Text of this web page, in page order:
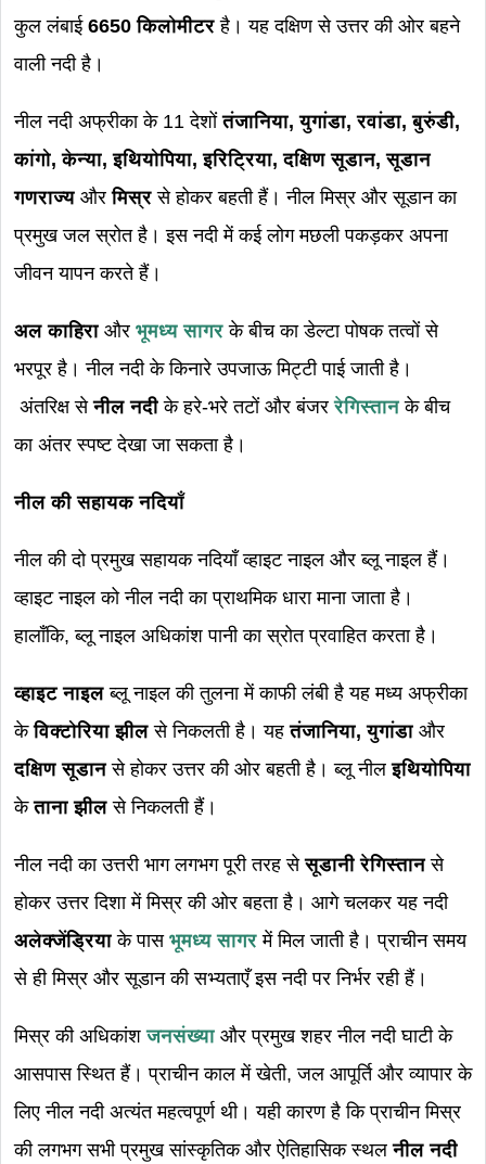
कुल लंबाई 6650 किलोमीटर है। यह दक्षिण से उत्तर की ओर बहने
वाली नदी है।
नील नदी अफ्रीका के 11 देशोंतंजानिया, युगांडा, रवांडा, बुरुंडी,
कांगो, केन्या, इथियोपिया, इरिट्रिया, दक्षिण सूडान, सूडान
गणराज्य औरमिस्रसे होकर बहती हैं। नील मिस्र और सूडान का
प्रमुख जल स्रोत है। इस नदी में कई लोग मछली पकड़कर अपना
जीवन यापन करते हैं।
अल काहिरा और भूमध्य सागर के बीच का डेल्टा पोषक तत्वों से
भरपूर है। नील नदी के किनारे उपजाऊ मिट्टी पाई जाती है।
अंतरिक्ष सेनील नदीके हरे-भरे तटों और बंजररेगिस्तानके बीच
का अंतर स्पष्ट देखा जा सकता है।
नील की सहायक नदियाँ
नील की दो प्रमुख सहायक नदियाँ व्हाइट नाइल और ब्लू नाइल हैं।
व्हाइट नाइल को नील नदी का प्राथमिक धारा माना जाता है।
हालाँकि, ब्लू नाइल अधिकांश पानी का स्रोत प्रवाहित करता है।
व्हाइट नाइल ब्लू नाइल की तुलना में काफी लंबी है यह मध्य अफ्रीका
के विक्टोरिया झील से निकलती है। यहतंजानिया, युगांडा और
दक्षिण सूडानसे होकर उत्तर की ओर बहती है। ब्लू नीलइथियोपिया
केतानाझील से निकलती हैं।
नील नदी का उत्तरी भाग लगभग पूरी तरह सेसूडानी रेगिस्तानसे
होकर उत्तर दिशा में मिस्र की ओर बहता है। आगे चलकर यह नदी
अलेक्जेंड्रियाके पास भूमध्य सागर में मिल जाती है। प्राचीन समय
से ही मिस्र और सूडान की सभ्यताएँ इस नदी पर निर्भर रही हैं।
मिस्र की अधिकांशजनसंख्या और प्रमुख शहर नील नदी घाटी के
आसपास स्थित हैं। प्राचीन काल में खेती, जल आपूर्ति और व्यापार के
लिए नील नदी अत्यंत महत्वपूर्ण थी। यही कारण है कि प्राचीन मिस्र
की लगभग सभी प्रमुख सांस्कृतिक और ऐतिहासिक स्थलनील नदी